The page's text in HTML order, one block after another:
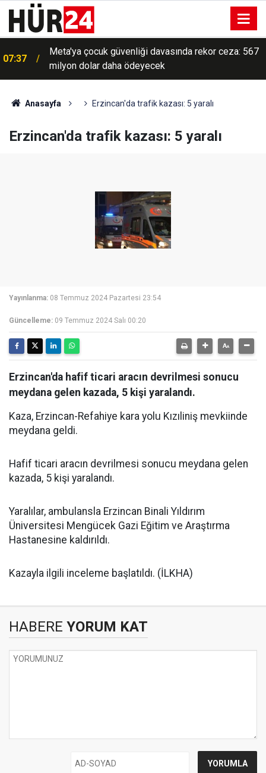
07:37
Meta'ya çocuk güvenliği davasında rekor ceza: 567
milyon dolar daha ödeyecek
Anasayfa Erzincan'da trafik kazası: 5 yaralı
Erzincan'da trafik kazası: 5 yaralı
Yayınlanma: 08 Temmuz 2024 Pazartesi 23:54
Güncelleme: 09 Temmuz 2024 Salı 00:20
Erzincan'da hafif ticari aracın devrilmesi sonucu
meydana gelen kazada, 5 kişi yaralandı.
Kaza, Erzincan-Refahiye kara yolu Kızıliniş mevkiinde
meydana geldi.
Hafif ticari aracın devrilmesi sonucu meydana gelen
kazada, 5 kişi yaralandı.
Yaralılar, ambulansla Erzincan Binali Yıldırım
Üniversitesi Mengücek Gazi Eğitim ve Araştırma
Hastanesine kaldırıldı.
Kazayla ilgili inceleme başlatıldı. (İLKHA)
HABERE YORUM KAT